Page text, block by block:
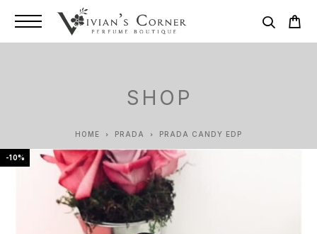
SHOP
HOME PRADA PRADA CANDY EDP
-10%